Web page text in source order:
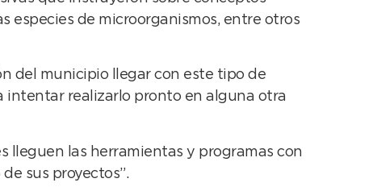
especies de microorganismos, entre otros
del municipio llegar con este tipo de
intentar realizarlo pronto en alguna otra
lleguen las herramientas y programas con
sus proyectos”.